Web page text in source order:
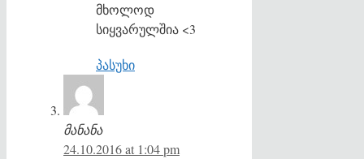
მხოლოდ
სიყვარულშია <3
პასუხი
მანანა
24.10.2016 at 1:04 pm